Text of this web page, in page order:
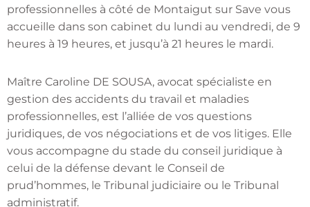
professionnelles à côté de Montaigut sur Save vous
accueille dans son cabinet du lundi au vendredi, de 9
heures à 19 heures, et jusqu’à 21 heures le mardi.
Maître Caroline DE SOUSA, avocat spécialiste en
gestion des accidents du travail et maladies
professionnelles, est l’alliée de vos questions
juridiques, de vos négociations et de vos litiges. Elle
vous accompagne du stade du conseil juridique à
celui de la défense devant le Conseil de
prud’hommes, le Tribunal judiciaire ou le Tribunal
administratif.